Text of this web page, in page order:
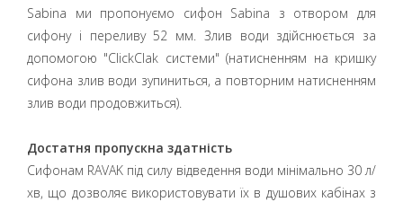
Sabina ми пропонуємо сифон Sabina з отвором для
сифону і переливу 52 мм. Злив води здійснюється за
допомогою "ClickClak системи" (натисненням на кришку
сифона злив води зупиниться, а повторним натисненням
злив води продовжиться).
Достатня пропускна здатність
Сифонам RAVAK під силу відведення води мінімально 30 л/
хв, що дозволяє використовувати їх в душових кабінах з